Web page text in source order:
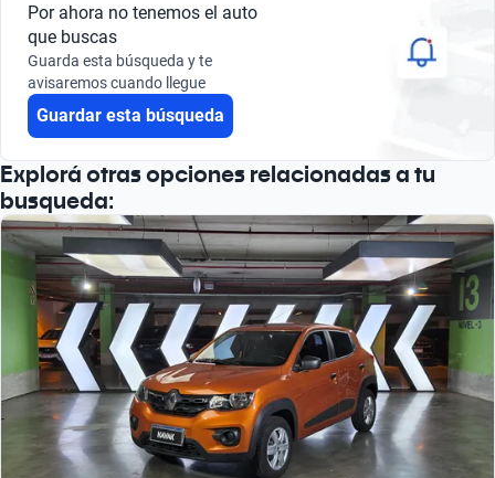
Buscá por modelo
Buscá por versión
Por ahora no tenemos el auto
que buscas
Guarda esta búsqueda y te
avisaremos cuando llegue
Guardar esta búsqueda
Explorá otras opciones relacionadas a tu
busqueda: